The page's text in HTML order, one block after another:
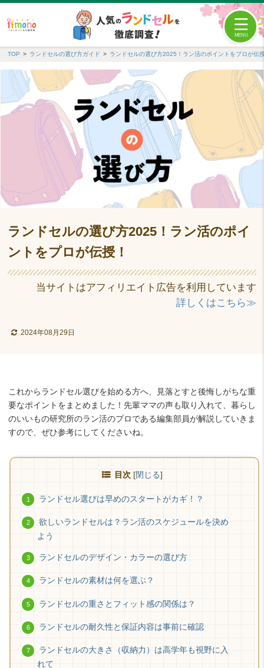
TOP ランドセルの選び方ガイド ランドセルの選び方2025！ラン活のポイントをプロが伝
ランドセルの選び方2025！ラン活のポイ
ントをプロが伝授！
当サイトはアフィリエイト広告を利用しています
詳しくはこちら≫
2024年08月29日
これからランドセル選びを始める方へ、見落とすと後悔しがちな重
要なポイントをまとめました！先輩ママの声も取り入れて、暮らし
のいいもの研究所のラン活のプロである編集部員が解説していきま
すので、ぜひ参考にしてくださいね。
目次 [閉じる]
ランドセル選びは早めのスタートがカギ！？
欲しいランドセルは？ラン活のスケジュールを決め
よう
ランドセルのデザイン・カラーの選び方
ランドセルの素材は何を選ぶ？
ランドセルの重さとフィット感の関係は？
ランドセルの耐久性と保証内容は事前に確認
ランドセルの大きさ（収納力）は高学年も視野に入
れて